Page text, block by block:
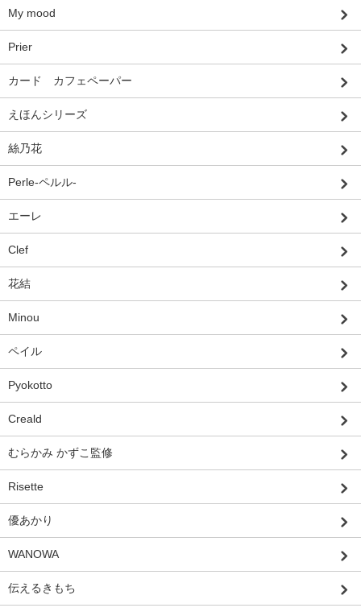
My mood
Prier
カード カフェペーパー
えほんシリーズ
絲乃花
Perle-ペルル-
エーレ
Clef
花結
Minou
ペイル
Pyokotto
Creald
むらかみ かずこ監修
Risette
優あかり
WANOWA
伝えるきもち